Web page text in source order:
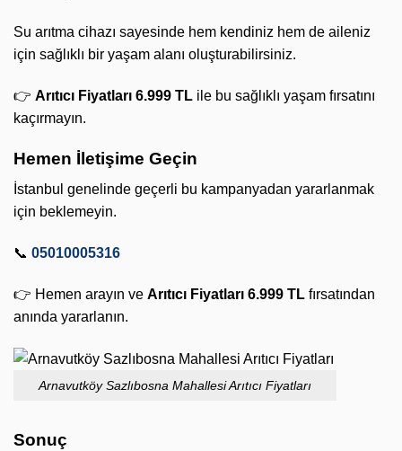
Su arıtma cihazı sayesinde hem kendiniz hem de aileniz
için sağlıklı bir yaşam alanı oluşturabilirsiniz.
👉 Arıtıcı Fiyatları 6.999 TL ile bu sağlıklı yaşam fırsatını
kaçırmayın.
Hemen İletişime Geçin
İstanbul genelinde geçerli bu kampanyadan yararlanmak
için beklemeyin.
📞 05010005316
👉 Hemen arayın ve Arıtıcı Fiyatları 6.999 TL fırsatından
anında yararlanın.
Arnavutköy Sazlıbosna Mahallesi Arıtıcı Fiyatları
Sonuç